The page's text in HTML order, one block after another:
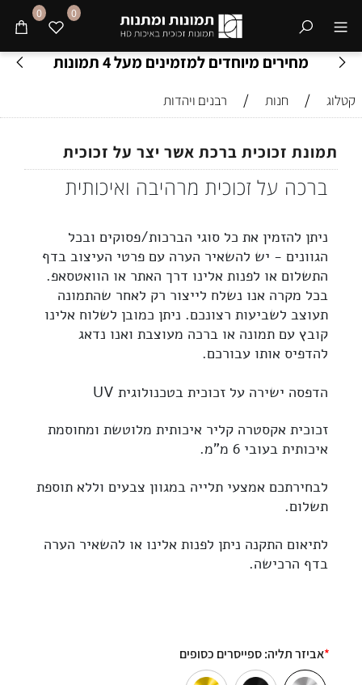
מחירים מיוחדים למזמינים מעל 4 תמונות
0 0
קטלוג / חנות / רבנים ויהדות
תמונת זכוכית ברכת אשר יצר על זכוכית
ברכה על זכוכית מרהיבה ואיכותית
ניתן להזמין את כל סוגי הברכות/פסוקים ובכל
הגוונים - יש להשאיר הערה עם פרטי העיצוב בדף
התשלום או לפנות אלינו דרך האתר או הוואטסאפ.
בכל מקרה אנו נשלח לייצור רק לאחר שהתמונה
תעוצב לשביעות רצונכם. ניתן כמובן לשלוח אלינו
קובץ עם תמונה או ברכה מעוצבת ואנו נדאג
להדפיס אותו עבורכם.
הדפסה ישירה על זכוכית בטכנולוגית UV
זכוכית אקסטרה קליר איכותית מלוטשת ומחוסמת
איכותית בעובי 6 מ”מ.
לבחירתכם אמצעי תלייה במגוון צבעים וללא תוספת
תשלום.
לתיאום התקנה ניתן לפנות אלינו או להשאיר הערה
בדף הרכישה.
*אביזר תליה:ספייסרים כסופים